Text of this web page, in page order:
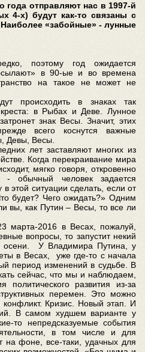
года отправляют нас в 1997-й
4-х) будут как-то связаны с
«забойные» - лунные
поэтому год ожидается
в 90-ые и во времена
на такое не может не
происходить в знаках так
креста: в Рыбах и Деве. Лунное
знак Весы. Значит, этих
всего коснутся важные
Девы, Весы.
лет заставляют многих из
Когда перекраивание мира
мягко говоря, откровенно
обычный человек задается
этой ситуации сделать, если от
будет? Чего ожидать?» Одним
вы, как Путин – Весы, то все ли
марта-2016 в Весах, пожалуй,
вопросы, то запустит некий
осени. У Владимира Путина, у
в Весах, уже где-то с начала
период изменений в судьбе. В
сейчас, что мы и наблюдаем,
политического развития из-за
перемен. Это можно
конфликт. Кризис. Новый этап. И
В самом худшем варианте у
то непредсказуемые события
в том числе и для
на фоне, все-таки, удачных для